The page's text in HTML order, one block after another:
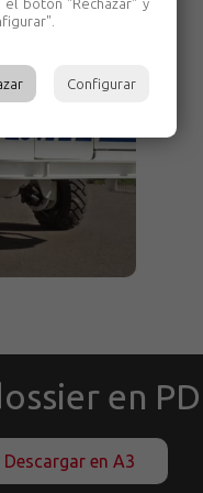
en
Descargar en A3
Configurar